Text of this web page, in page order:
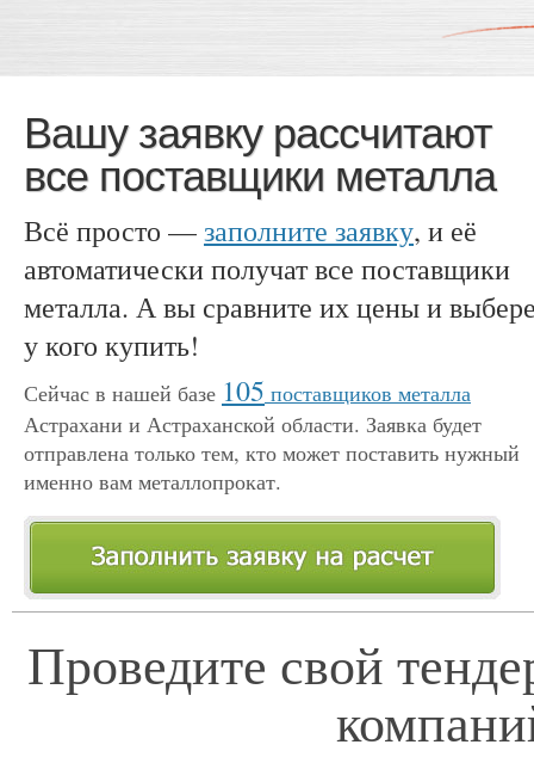
Вашу заявку рассчитают
все поставщики металла
Всё просто —заполните заявку, и её
автоматически получат все поставщики
металла. А вы сравните их цены и
у кого купить!
Сейчас в нашей базе 105 поставщиков металла
Астрахани и Астраханской области. Заявка будет
отправлена только тем, кто может поставить нужный
именно вам металлопрокат.
Проведите свой